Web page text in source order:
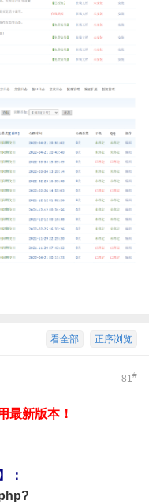
正序浏览
看全部
81#
最新版本！
：